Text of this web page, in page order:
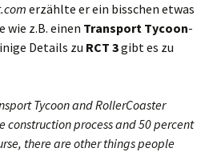
erzählte er ein bisschen etwas
wie z.B. einen Transport Tycoon-
Details zu RCT 3gibt es zu
Tycoon and RollerCoaster
construction process and 50 percent
there are other things people